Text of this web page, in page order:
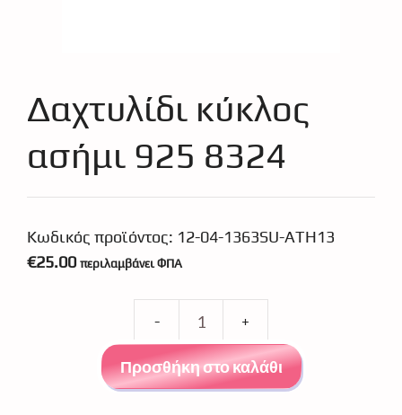
Δαχτυλίδι κύκλος
ασήμι 925 8324
Κωδικός προϊόντος: 12-04-1363SU-ATH13
€25.00 περιλαμβάνει ΦΠΑ
κύκλος
ασήμι
Προσθήκη στο καλάθι